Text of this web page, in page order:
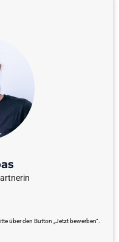
über den Button „Jetzt bewerben“.